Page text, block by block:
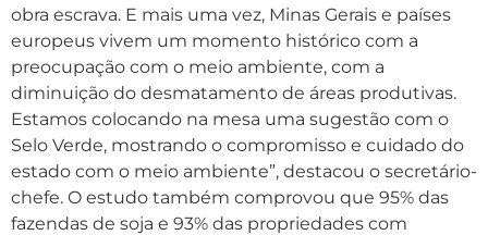
obra escrava. E mais uma vez, Minas Gerais e países
europeus vivem um momento histórico com a
preocupação com o meio ambiente, com a
diminuição do desmatamento de áreas produtivas.
Estamos colocando na mesa uma sugestão com o
Selo Verde, mostrando o compromisso e cuidado do
estado com o meio ambiente”, destacou o secretário-
chefe. O estudo também comprovou que 95% das
fazendas de soja e 93% das propriedades com